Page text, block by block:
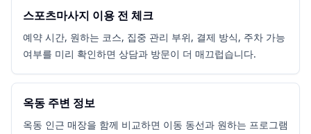
스포츠마사지 이용 전 체크
예약 시간, 원하는 코스, 집중 관리 부위, 결제 방식, 주차 가능
여부를 미리 확인하면 상담과 방문이 더 매끄럽습니다.
옥동 주변 정보
옥동 인근 매장을 함께 비교하면 이동 동선과 원하는 프로그램